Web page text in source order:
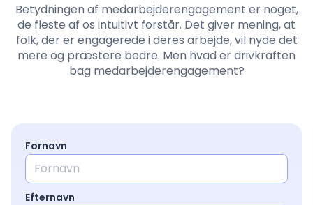
Sprog : Danish
Log ind
Betydningen af medarbejderengagement er noget,
de fleste af os intuitivt forstår. Det giver mening, at
folk, der er engagerede i deres arbejde, vil nyde det
mere og præstere bedre. Men hvad er drivkraften
bag medarbejderengagement?
Fornavn
Efternavn